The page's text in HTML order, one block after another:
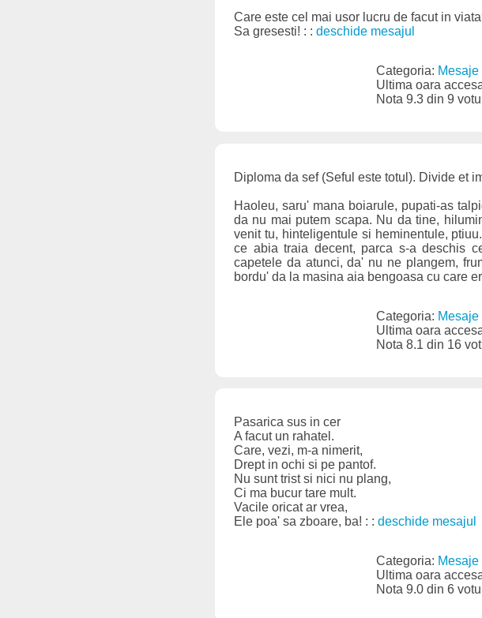
Care este cel mai usor lucru de facut in
Sa gresesti! : : deschide mesajul
Categoria:
Ultima oara
Nota 9.3 din 9
Diploma da sef (Seful este totul). Divide et
Haoleu, saru' mana boiarule, pupati-as
da nu mai putem scapa. Nu da tine,
venit tu, hinteligentule si heminentule,
ce abia traia decent, parca s-a deschis
capetele da atunci, da' nu ne plangem,
bordu' da la masina aia bengoasa cu care
Categoria:
Ultima oara
Nota 8.1 din 16
Pasarica sus in cer
A facut un rahatel.
Care, vezi, m-a nimerit,
Drept in ochi si pe pantof.
Nu sunt trist si nici nu plang,
Ci ma bucur tare mult.
Vacile oricat ar vrea,
Ele poa' sa zboare, ba! : : deschide mesajul
Categoria:
Ultima oara
Nota 9.0 din 6